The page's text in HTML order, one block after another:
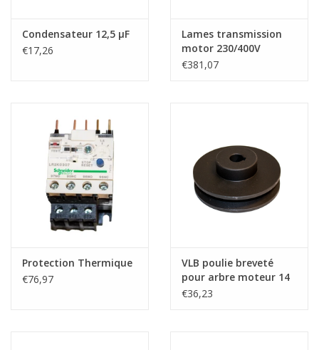
Condensateur 12,5 μF
€17,26
Lames transmission
motor 230/400V
€381,07
Protection Thermique
€76,97
VLB poulie breveté
pour arbre moteur 14
mm
€36,23